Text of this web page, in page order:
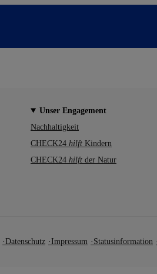
Unser Engagement
Nachhaltigkeit
CHECK24 hilft Kindern
CHECK24 hilft der Natur
Datenschutz Impressum Statusinformation